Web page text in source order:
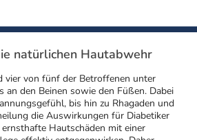
natürlichen Hautabwehr
vier von fünf der Betroffenen unter
an den Beinen sowie den Füßen. Dabei
bis hin zu Rhagaden und
die Auswirkungen für Diabetiker
ernsthafte Hautschäden mit einer